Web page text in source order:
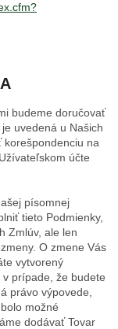
budeme doručovať
uvedená u Našich
korešpondenciu na
účte
písomnej
tieto Podmienky,
Zmlúv, ale len
O zmene Vás
vytvorený
prípade, že budete
právo výpovede,
možné
dodávať Tovar